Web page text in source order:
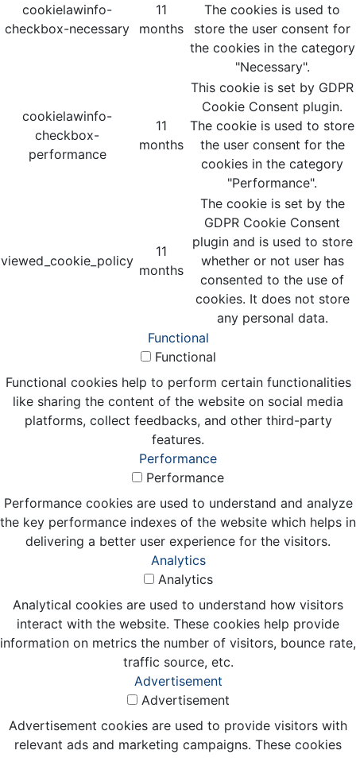
cookielawinfo-
checkbox-necessary
11
months
The cookies is used to
store the user consent for
the cookies in the category
"Necessary".
cookielawinfo-
checkbox-
performance
11
months
This cookie is set by GDPR
Cookie Consent plugin.
The cookie is used to store
the user consent for the
cookies in the category
"Performance".
viewed_cookie_policy
11
months
The cookie is set by the
GDPR Cookie Consent
plugin and is used to store
whether or not user has
consented to the use of
cookies. It does not store
any personal data.
Functional
Functional
Functional cookies help to perform certain functionalities
like sharing the content of the website on social media
platforms, collect feedbacks, and other third-party
features.
Performance
Performance
Performance cookies are used to understand and analyze
the key performance indexes of the website which helps in
delivering a better user experience for the visitors.
Analytics
Analytics
Analytical cookies are used to understand how visitors
interact with the website. These cookies help provide
information on metrics the number of visitors, bounce rate,
traffic source, etc.
Advertisement
Advertisement
Advertisement cookies are used to provide visitors with
relevant ads and marketing campaigns. These cookies